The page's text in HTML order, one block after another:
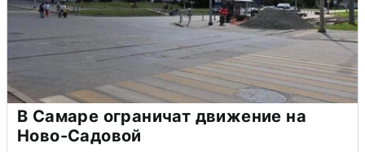
В Самаре ограничат движение на
Ново-Садовой